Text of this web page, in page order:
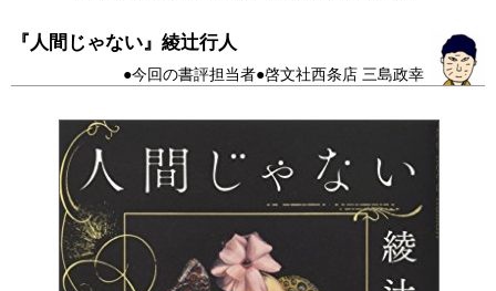
『人間じゃない』綾辻行人
●今回の書評担当者●啓文社西条店 三島政幸